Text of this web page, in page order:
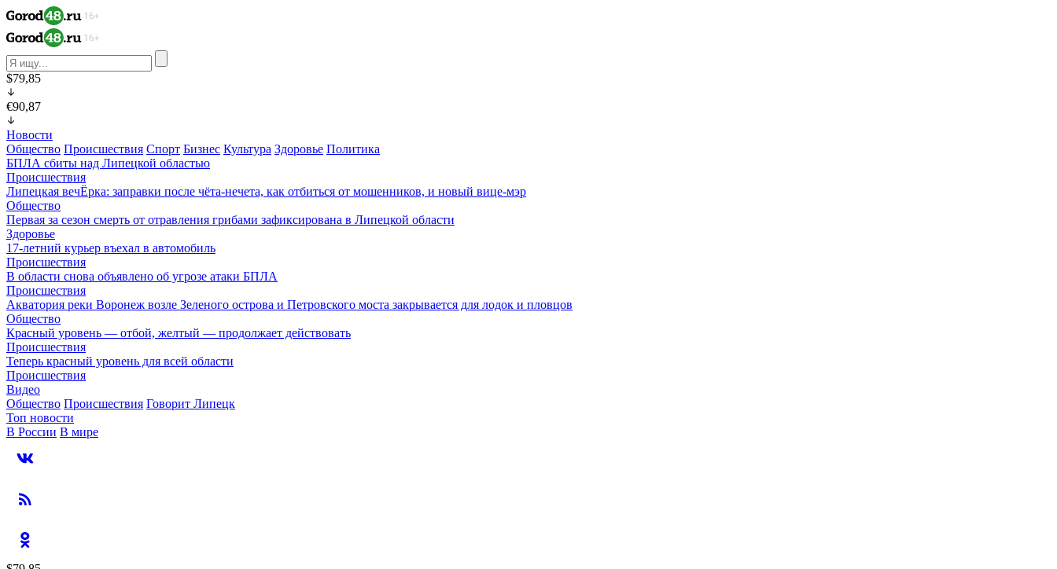
$79,85
€90,87
Новости
Общество Происшествия Спорт Бизнес Культура Здоровье Политика
БПЛА сбиты над Липецкой областью
Происшествия
Липецкая вечЁрка: заправки после чёта-нечета, как отбиться от мошенников, и новый вице-мэр
Общество
Первая за сезон смерть от отравления грибами зафиксирована в Липецкой области
Здоровье
17-летний курьер въехал в автомобиль
Происшествия
В области снова объявлено об угрозе атаки БПЛА
Происшествия
Акватория реки Воронеж возле Зеленого острова и Петровского моста закрывается для лодок и пловцов
Общество
Красный уровень — отбой, желтый — продолжает действовать
Происшествия
Теперь красный уровень для всей области
Происшествия
Видео
Общество Происшествия Говорит Липецк
Топ новости
В России В мире